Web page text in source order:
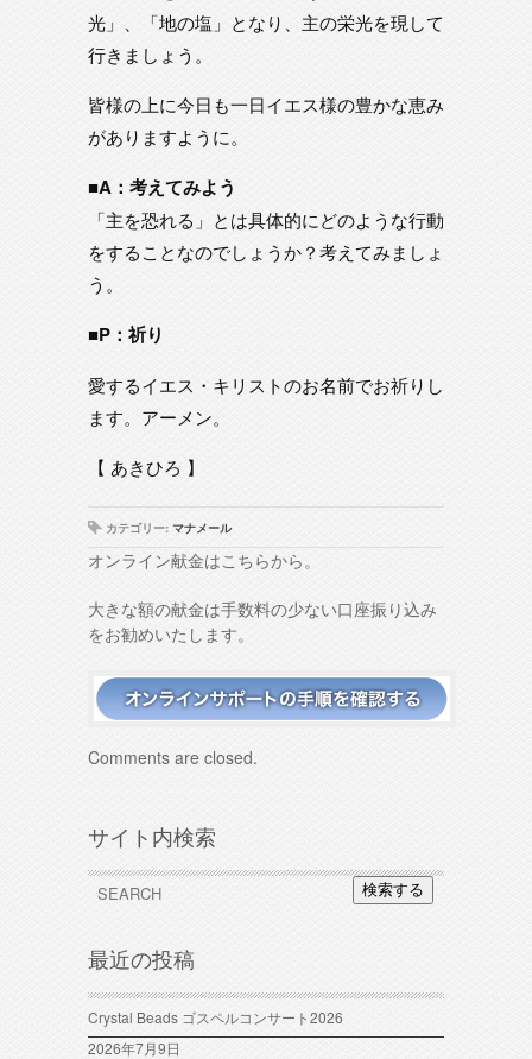
光」、「地の塩」となり、主の栄光を現して
行きましょう。
皆様の上に今日も一日イエス様の豊かな恵み
がありますように。
■A：考えてみよう
「主を恐れる」とは具体的にどのような行動
をすることなのでしょうか？考えてみましょ
う。
■P：祈り
愛するイエス・キリストのお名前でお祈りし
ます。アーメン。
【 あきひろ 】
カテゴリー: マナメール
オンライン献金はこちらから。
大きな額の献金は手数料の少ない口座振り込み
をお勧めいたします。
Comments are closed.
サイト内検索
検索する
最近の投稿
Crystal Beads ゴスペルコンサート2026
2026年7月9日